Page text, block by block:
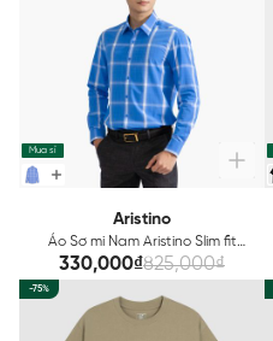
Mua sỉ
Aristino
Áo Sơ mi Nam Aristino Slim fit
ALS40302
330,000₫825,000₫
-75%